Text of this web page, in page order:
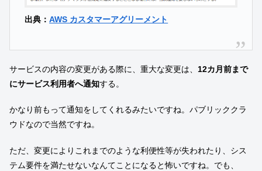
出典：AWS カスタマーアグリーメント
サービスの内容の変更がある際に、重大な変更は、 12カ月前まで
にサービス利用者へ通知する。
かなり前もって通知をしてくれるみたいですね。パブリッククラ
ウドなので当然ですね。
ただ、変更によりこれまでのような利便性等が失われたり、シス
テム要件を満たせないなんてことになると怖いですね。でも、